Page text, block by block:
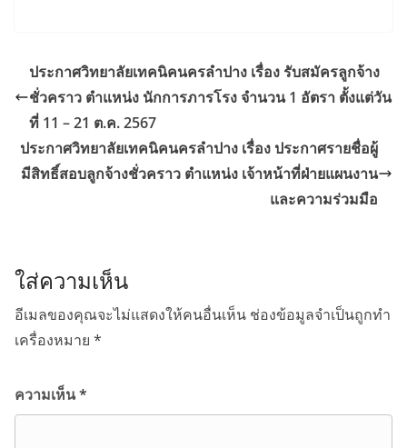
ประกาศวิทยาลัยเทคนิคนครลำปาง เรื่อง รับสมัครลูกจ้าง
ชั่วคราว ตำแหน่ง นักการภารโรง จำนวน 1 อัตรา ตั้งแต่วัน
ที่ 11 – 21 ต.ค. 2567
ประกาศวิทยาลัยเทคนิคนครลำปาง เรื่อง ประกาศรายชื่อผู้
มีสิทธิ์สอบลูกจ้างชั่วคราว ตำแหน่ง เจ้าหน้าที่ฝ่ายแผนงาน
และความร่วมมือ
ใส่ความเห็น
อีเมลของคุณจะไม่แสดงให้คนอื่นเห็น ช่องข้อมูลจำเป็นถูกทำ
เครื่องหมาย *
ความเห็น*